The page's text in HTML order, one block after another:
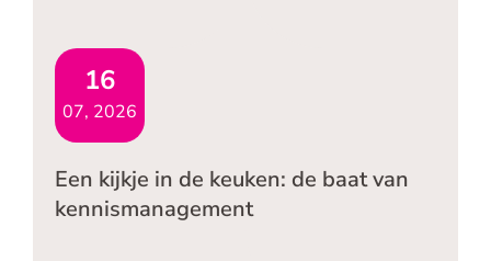
16
07, 2026
Een kijkje in de keuken: de baat van
kennismanagement